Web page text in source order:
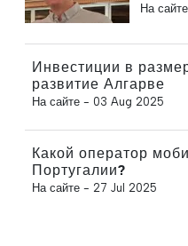
На
Инвестиции в
развитие Алгарве
На сайте - 03 Aug 2025
Какой оператор
Португалии?
На сайте - 27 Jul 2025